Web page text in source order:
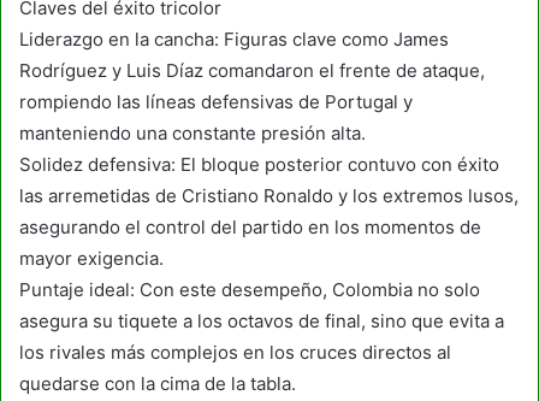
Claves del éxito tricolor
Liderazgo en la cancha: Figuras clave como James
Rodríguez y Luis Díaz comandaron el frente de ataque,
rompiendo las líneas defensivas de Portugal y
manteniendo una constante presión alta.
Solidez defensiva: El bloque posterior contuvo con éxito
las arremetidas de Cristiano Ronaldo y los extremos lusos,
asegurando el control del partido en los momentos de
mayor exigencia.
Puntaje ideal: Con este desempeño, Colombia no solo
asegura su tiquete a los octavos de final, sino que evita a
los rivales más complejos en los cruces directos al
quedarse con la cima de la tabla.